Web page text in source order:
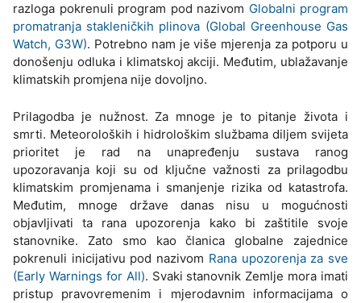
razloga pokrenuli program pod nazivom Globalni program
promatranja stakleničkih plinova (Global Greenhouse Gas
Watch, G3W). Potrebno nam je više mjerenja za potporu u
donošenju odluka i klimatskoj akciji. Međutim, ublažavanje
klimatskih promjena nije dovoljno.
Prilagodba je nužnost. Za mnoge je to pitanje života i
smrti. Meteoroloških i hidrološkim službama diljem svijeta
prioritet je rad na unapređenju sustava ranog
upozoravanja koji su od ključne važnosti za prilagodbu
klimatskim promjenama i smanjenje rizika od katastrofa.
Međutim, mnoge države danas nisu u mogućnosti
objavljivati ta rana upozorenja kako bi zaštitile svoje
stanovnike. Zato smo kao članica globalne zajednice
pokrenuli inicijativu pod nazivom Rana upozorenja za sve
(Early Warnings for All). Svaki stanovnik Zemlje mora imati
pristup pravovremenim i mjerodavnim informacijama o